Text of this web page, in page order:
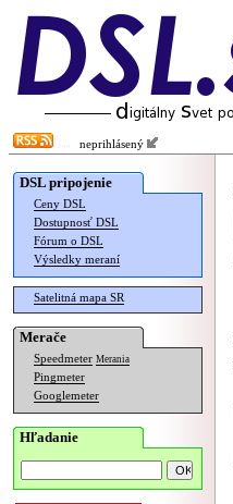
neprihlásený
DSL pripojenie
Ceny DSL
Dostupnosť DSL
Fórum o DSL
Výsledky meraní
Satelitná mapa SR
Merače
Speedmeter Merania
Pingmeter
Googlemeter
Hľadanie